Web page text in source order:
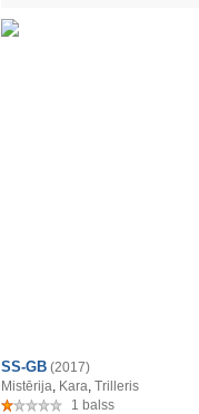
SS-GB (2017)
Mistērija, Kara, Trilleris
1 balss